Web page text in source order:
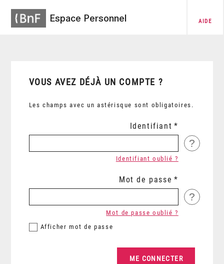
Espace Personnel AIDE
VOUS AVEZ DÉJÀ UN COMPTE ?
Les champs avec un astérisque sont obligatoires.
Identifiant
?
Identifiant oublié ?
Mot de passe
?
Afficher mot de passe
Mot de passe oublié ?